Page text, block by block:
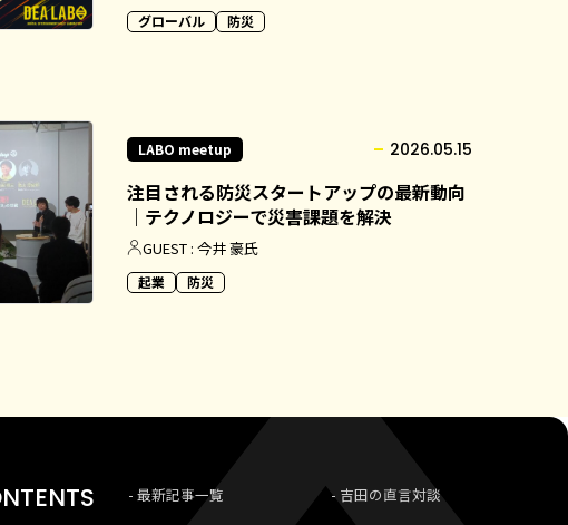
グローバル 防災
LABO meetup 2026.05.15
注目される防災スタートアップの最新動向
｜テクノロジーで災害課題を解決
GUEST : 今井 豪氏
起業 防災
最新記事一覧 吉田の直言対談